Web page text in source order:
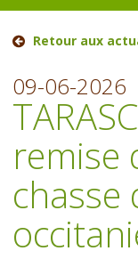
Retour aux
09-06-2026
remise
chasse